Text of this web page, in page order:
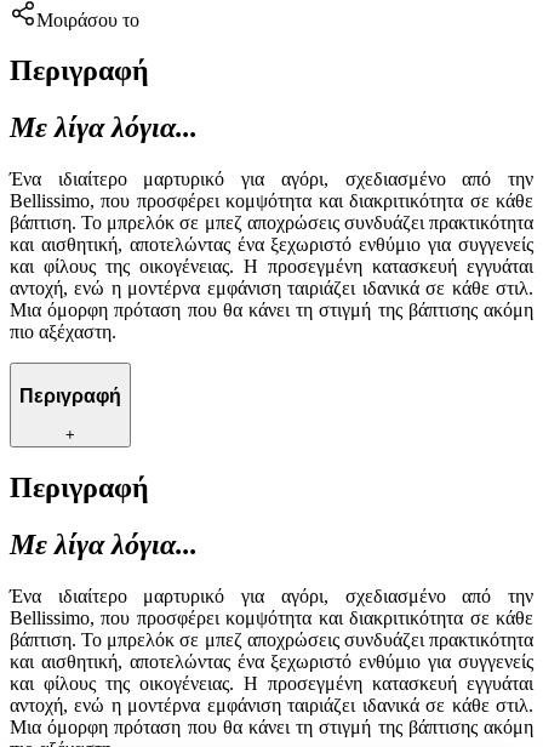
Μοιράσου το
Περιγραφή
Με λίγα λόγια...
Ένα ιδιαίτερο μαρτυρικό για αγόρι, σχεδιασμένο από την
Bellissimo, που προσφέρει κομψότητα και διακριτικότητα σε κάθε
βάπτιση. Το μπρελόκ σε μπεζ αποχρώσεις συνδυάζει πρακτικότητα
και αισθητική, αποτελώντας ένα ξεχωριστό ενθύμιο για συγγενείς
και φίλους της οικογένειας. Η προσεγμένη κατασκευή εγγυάται
αντοχή, ενώ η μοντέρνα εμφάνιση ταιριάζει ιδανικά σε κάθε στιλ.
Μια όμορφη πρόταση που θα κάνει τη στιγμή της βάπτισης ακόμη
πιο αξέχαστη.
Περιγραφή
+
Περιγραφή
Με λίγα λόγια...
Ένα ιδιαίτερο μαρτυρικό για αγόρι, σχεδιασμένο από την
Bellissimo, που προσφέρει κομψότητα και διακριτικότητα σε κάθε
βάπτιση. Το μπρελόκ σε μπεζ αποχρώσεις συνδυάζει πρακτικότητα
και αισθητική, αποτελώντας ένα ξεχωριστό ενθύμιο για συγγενείς
και φίλους της οικογένειας. Η προσεγμένη κατασκευή εγγυάται
αντοχή, ενώ η μοντέρνα εμφάνιση ταιριάζει ιδανικά σε κάθε στιλ.
Μια όμορφη πρόταση που θα κάνει τη στιγμή της βάπτισης ακόμη